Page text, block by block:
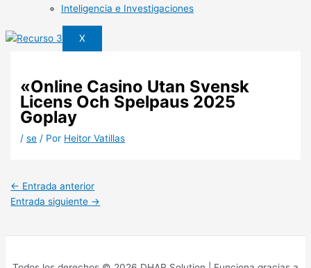
Inteligencia e Investigaciones
X
«Online Casino Utan Svensk
Licens Och Spelpaus 2025 ️
Goplay
/se / Por Heitor Vatillas
← Entrada anterior
Entrada siguiente →